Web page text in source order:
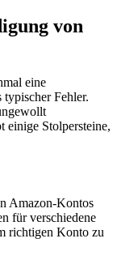
von
eine
typischer Fehler.
einige Stolpersteine,
Amazon-Kontos
für verschiedene
richtigen Konto zu